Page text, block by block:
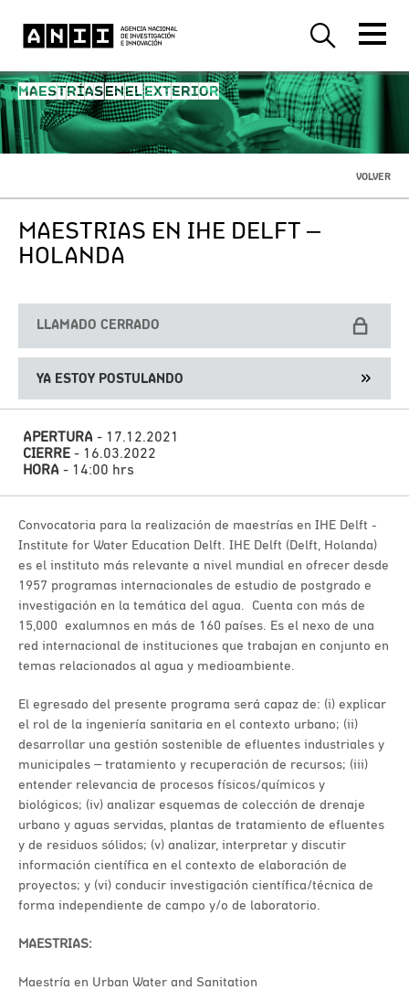
MAESTRÍAS EN EL EXTERIOR
VOLVER
MAESTRIAS EN IHE DELFT –
HOLANDA
LLAMADO CERRADO
YA ESTOY POSTULANDO
APERTURA - 17.12.2021
CIERRE - 16.03.2022
HORA - 14:00 hrs
Convocatoria para la realización de maestrías en IHE Delft -
Institute for Water Education Delft. IHE Delft (Delft, Holanda)
es el instituto más relevante a nivel mundial en ofrecer desde
1957 programas internacionales de estudio de postgrado e
investigación en la temática del agua. Cuenta con más de
15,000 exalumnos en más de 160 países. Es el nexo de una
red internacional de instituciones que trabajan en conjunto en
temas relacionados al agua y medioambiente.
El egresado del presente programa será capaz de: (i) explicar
el rol de la ingeniería sanitaria en el contexto urbano; (ii)
desarrollar una gestión sostenible de efluentes industriales y
municipales – tratamiento y recuperación de recursos; (iii)
entender relevancia de procesos físicos/químicos y
biológicos; (iv) analizar esquemas de colección de drenaje
urbano y aguas servidas, plantas de tratamiento de efluentes
y de residuos sólidos; (v) analizar, interpretar y discutir
información científica en el contexto de elaboración de
proyectos; y (vi) conducir investigación científica/técnica de
forma independiente de campo y/o de laboratorio.
MAESTRIAS:
Maestría en Urban Water and Sanitation